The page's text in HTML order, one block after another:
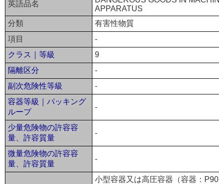
英語品名
APPARATUS
分類
有害性物質
項目
-
クラス｜等級
9
隔離区分
-
副次危険性等級
-
容器等級｜パッキング
ループ
-
少量危険物の許容容
量、許容質量
-
微量危険物の許容容
量、許容質量
-
小型容器又は高圧容器（容器：